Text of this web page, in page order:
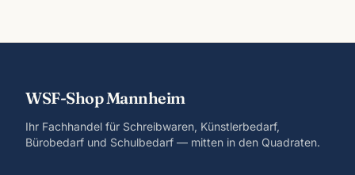
WSF-Shop Mannheim
Ihr Fachhandel für Schreibwaren, Künstlerbedarf,
Bürobedarf und Schulbedarf — mitten in den Quadraten.